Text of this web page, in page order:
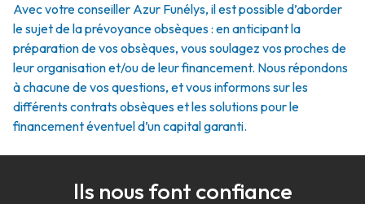
Avec votre conseiller Azur Funélys, il est possible d’aborder
le sujet de la prévoyance obsèques : en anticipant la
préparation de vos obsèques, vous soulagez vos proches de
leur organisation et/ou de leur financement. Nous répondons
à chacune de vos questions, et vous informons sur les
différents contrats obsèques et les solutions pour le
financement éventuel d’un capital garanti.
Ils nous font confiance